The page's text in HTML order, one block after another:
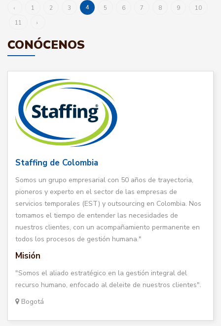
‹ 1 2 3 4 5 6 7 8 9
10
11
›
CONÓCENOS
Staffing de Colombia
Somos un grupo empresarial con 50 años de trayectoria,
pioneros y experto en el sector de las empresas de
servicios temporales (EST) y outsourcing en Colombia. Nos
tomamos el tiempo de entender las necesidades de
nuestros clientes, con un acompañamiento permanente en
todos los procesos de gestión humana."
Misión
"Somos el aliado estratégico en la gestión integral del
recurso humano, enfocado al deleite de nuestros clientes".
Bogotá